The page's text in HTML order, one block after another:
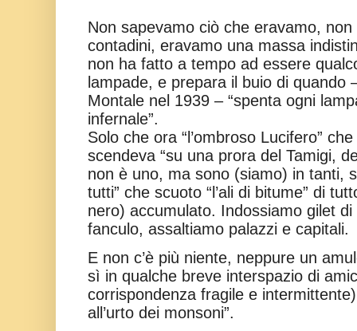
Non sapevamo ciò che eravamo,
contadini, eravamo una massa
non ha fatto a tempo ad essere
lampade, e prepara il buio di quando
Montale nel 1939 – “spenta ogni
infernale”.
Solo che ora “l’ombroso Lucifero”
scendeva “su una prora del Tamigi,
non è uno, ma sono (siamo) in tanti,
tutti” che scuoto “l’ali di bitume” di
nero) accumulato. Indossiamo gilet
fanculo, assaltiamo palazzi e capitali.
E non c’è più niente, neppure un
sì in qualche breve interspazio di
corrispondenza fragile e
all’urto dei monsoni”.